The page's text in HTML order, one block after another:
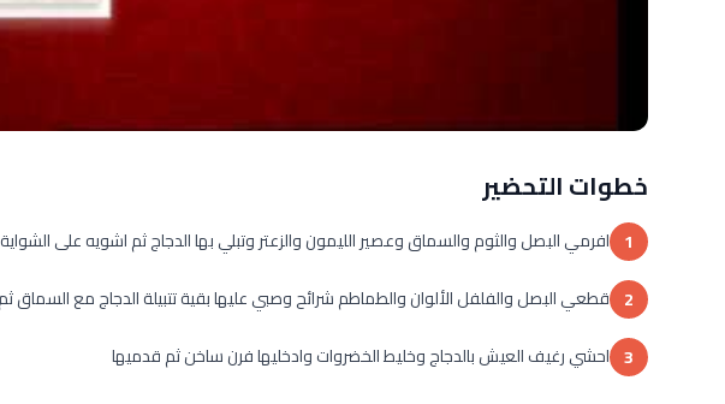
خطوات التحضير
1 افرمي البصل والثوم والسماق وعصير الليمون والزعتر وتبلي بها الدجاج ثم اشويه على الشواية
2 قطعي البصل والفلفل الألوان والطماطم شرائح وصبي عليها بقية تتبيلة الدجاج مع السماق
3 احشي رغيف العيش بالدجاج وخليط الخضروات وادخليها فرن ساخن ثم قدميها